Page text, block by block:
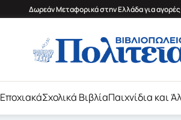
Δωρεάν Μεταφορικά στην Ελλάδα για
ΕποχιακάΣχολικά ΒιβλίαΠαιχνίδια και